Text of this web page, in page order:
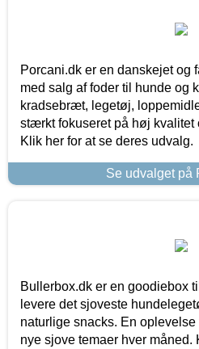
Porcani.dk er en danskejet og
med salg af foder til hunde og
kradsebræt, legetøj,
stærkt fokuseret på høj kvalitet
Klik her for at se deres udvalg.
Se udvalget på
Bullerbox.dk er en goodiebox
levere det sjoveste
naturlige snacks. En
nye sjove temaer hver måned.